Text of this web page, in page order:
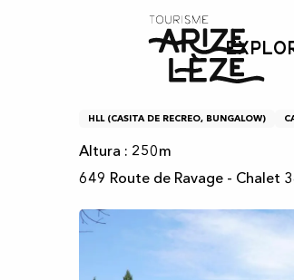
Lis - Chalé
Lis - Chalé
HLL (CASITA DE RECREO, BUNGALOW)
Altura : 250m
649 Route de Ravage - Chalet